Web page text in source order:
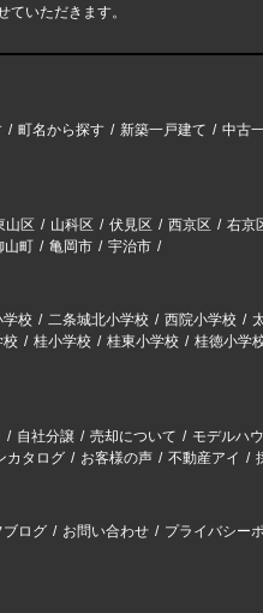
いただきます。
町名から探す 新築一戸建て 中古
山区 山科区 伏見区 西京区 右京
山町 亀岡市 宇治市
学校 二条城北小学校 西院小学校
校 桂小学校 桂東小学校 桂徳小学
自社分譲 売却について モデルハ
カタログ お客様の声 不動産アイ
ブログ お問い合わせ プライバシー